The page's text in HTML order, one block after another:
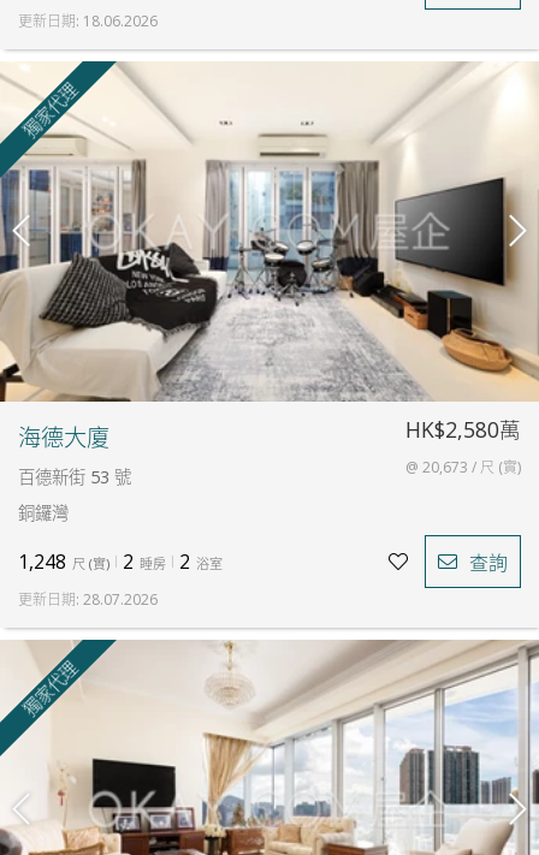
更新日期: 18.06.2026
海德大廈
百德新街 53 號
銅鑼灣
HK$2,580萬
@ 20,673 / 尺 (實)
1,248 尺 (實) 2 睡房 2 浴室 查詢
更新日期: 28.07.2026
獨家代理
獨家代理